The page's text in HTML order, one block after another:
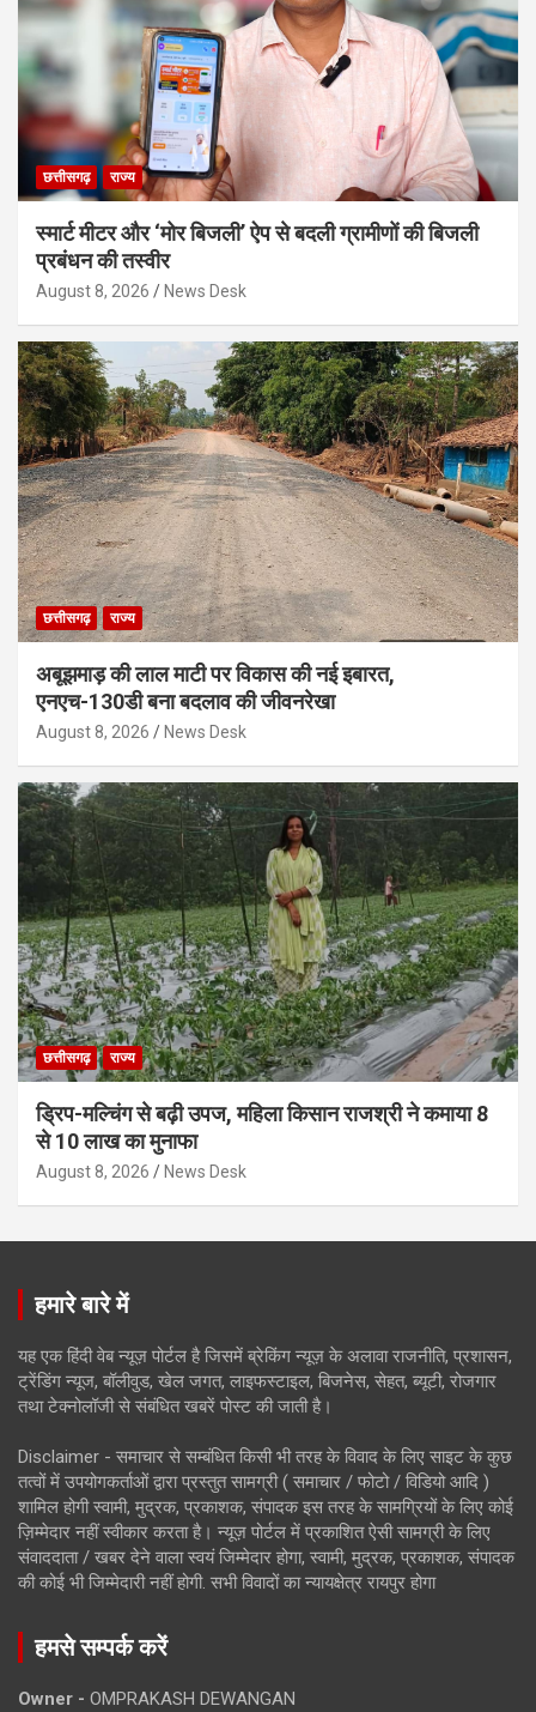
छत्तीसगढ़ राज्य
स्मार्ट मीटर और ‘मोर बिजली’ ऐप से बदली ग्रामीणों की बिजली
प्रबंधन की तस्वीर
August 8, 2026 News Desk
छत्तीसगढ़ राज्य
अबूझमाड़ की लाल माटी पर विकास की नई इबारत,
एनएच-130डी बना बदलाव की जीवनरेखा
August 8, 2026 News Desk
छत्तीसगढ़ राज्य
ड्रिप-मल्चिंग से बढ़ी उपज, महिला किसान राजश्री ने कमाया 8
से 10 लाख का मुनाफा
August 8, 2026 News Desk
हमारे बारे में
यह एक हिंदी वेब न्यूज़ पोर्टल है जिसमें ब्रेकिंग न्यूज़ के अलावा राजनीति, प्रशासन,
ट्रेंडिंग न्यूज, बॉलीवुड, खेल जगत, लाइफस्टाइल, बिजनेस, सेहत, ब्यूटी, रोजगार
तथा टेक्नोलॉजी से संबंधित खबरें पोस्ट की जाती है।
Disclaimer - समाचार से सम्बंधित किसी भी तरह के विवाद के लिए साइट के कुछ
तत्वों में उपयोगकर्ताओं द्वारा प्रस्तुत सामग्री ( समाचार / फोटो / विडियो आदि )
शामिल होगी स्वामी, मुद्रक, प्रकाशक, संपादक इस तरह के सामग्रियों के लिए कोई
ज़िम्मेदार नहीं स्वीकार करता है। न्यूज़ पोर्टल में प्रकाशित ऐसी सामग्री के लिए
संवाददाता / खबर देने वाला स्वयं जिम्मेदार होगा, स्वामी, मुद्रक, प्रकाशक, संपादक
की कोई भी जिम्मेदारी नहीं होगी. सभी विवादों का न्यायक्षेत्र रायपुर होगा
हमसे सम्पर्क करें
Owner - OMPRAKASH DEWANGAN